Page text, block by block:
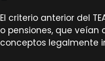
El criterio anterior del
o pensiones, que
conceptos legalmente